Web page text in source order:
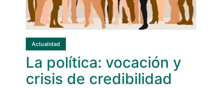
Actualidad
La política: vocación y
crisis de credibilidad